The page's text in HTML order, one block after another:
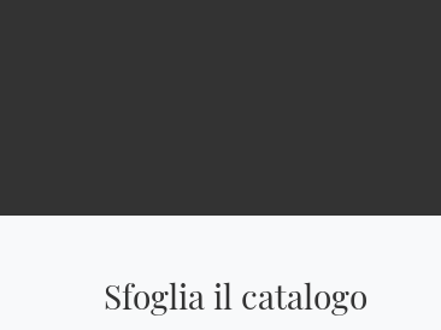
Sfoglia il catalogo